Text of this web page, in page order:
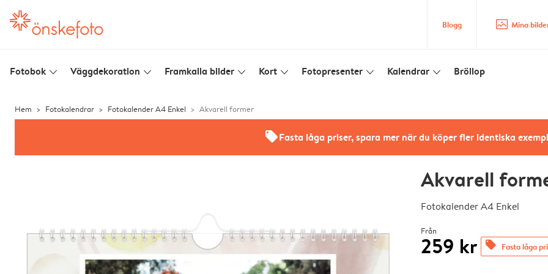
Blogg image_placeholder Mina
Fotobok slim_arrow_down Väggdekoration slim_arrow_down Framkalla bilder slim_arrow_down Kort slim_arrow_down Fotopresenter slim_arrow_down Kalendrar slim_arrow_down Bröllop
Hem Fotokalendrar Fotokalender A4 Enkel Akvarell former
offersFasta låga priser, spara mer när du köper fler identiska
Akvarell
Fotokalender A4 Enkel
Från
259 kr offers Fasta låga